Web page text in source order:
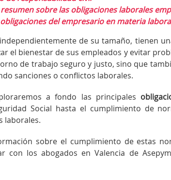
sobre las obligaciones laborales
del empresario en materia
de su tamaño, tienen
el bienestar de sus empleados y evitar
de trabajo seguro y justo, sino que
sanciones o conflictos laborales.
a fondo las principales
Social hasta el cumplimiento de
laborales.
sobre el cumplimiento de estas
con los abogados en Valencia de